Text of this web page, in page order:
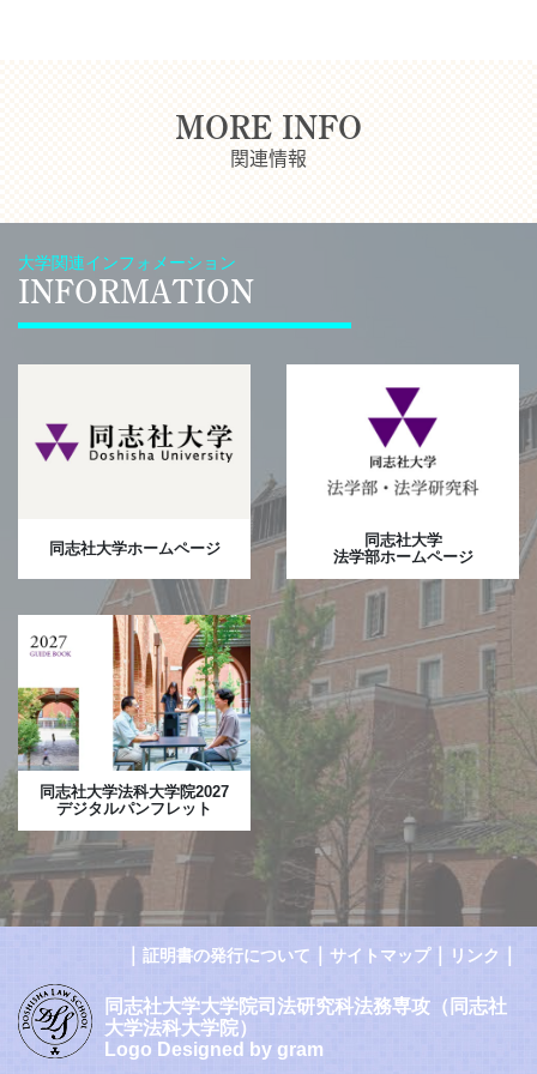
MORE INFO
関連情報
大学関連インフォメーション
INFORMATION
同志社大学ホームページ
同志社大学
法学部ホームページ
同志社大学法科大学院2027
デジタルパンフレット
証明書の発行について サイトマップ｜ リンク
同志社大学大学院司法研究科法務専攻（同志社
大学法科大学院）
Logo Designed by gram